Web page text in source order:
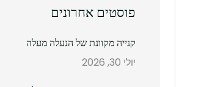
פוסטים אחרונים
קנייה מקוונת של הנעלה מעלה
יולי 30, 2026